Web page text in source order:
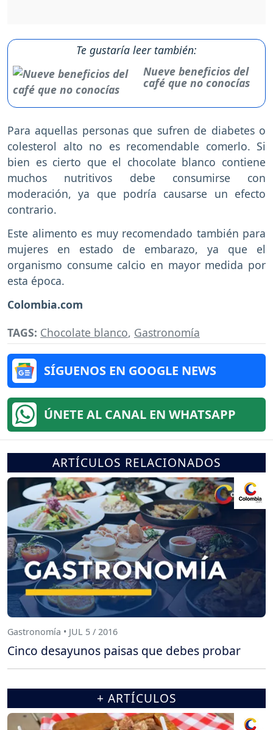
Te gustaría leer también:
Nueve beneficios del
café que no conocías
Para aquellas personas que sufren de diabetes o
colesterol alto no es recomendable comerlo. Si
bien es cierto que el chocolate blanco contiene
muchos nutritivos debe consumirse con
moderación, ya que podría causarse un efecto
contrario.
Este alimento es muy recomendado también para
mujeres en estado de embarazo, ya que el
organismo consume calcio en mayor medida por
esta época.
Colombia.com
TAGS: Chocolate blanco, Gastronomía
SÍGUENOS EN GOOGLE NEWS
ÚNETE AL CANAL EN WHATSAPP
ARTÍCULOS RELACIONADOS
Gastronomía • JUL 5 / 2016
Cinco desayunos paisas que debes probar
+ ARTÍCULOS